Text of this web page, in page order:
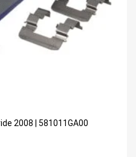
2008 | 581011GA00